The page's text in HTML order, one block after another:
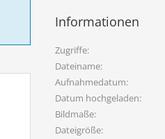
Informationen
Zugriffe
Dateiname
Aufnahmedatum
Datum hochgeladen
Bildmaße
Dateigröße